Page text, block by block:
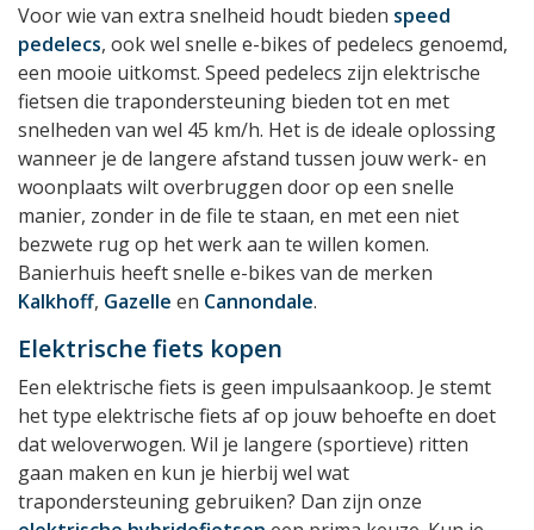
Voor wie van extra snelheid houdt bieden speed
pedelecs, ook wel snelle e-bikes of pedelecs genoemd,
een mooie uitkomst. Speed pedelecs zijn elektrische
fietsen die trapondersteuning bieden tot en met
snelheden van wel 45 km/h. Het is de ideale oplossing
wanneer je de langere afstand tussen jouw werk- en
woonplaats wilt overbruggen door op een snelle
manier, zonder in de file te staan, en met een niet
bezwete rug op het werk aan te willen komen.
Banierhuis heeft snelle e-bikes van de merken
Kalkhoff, Gazelle en Cannondale.
Elektrische fiets kopen
Een elektrische fiets is geen impulsaankoop. Je stemt
het type elektrische fiets af op jouw behoefte en doet
dat weloverwogen. Wil je langere (sportieve) ritten
gaan maken en kun je hierbij wel wat
trapondersteuning gebruiken? Dan zijn onze